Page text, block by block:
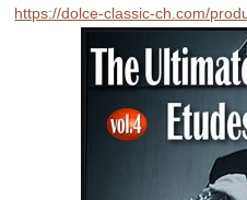
https://dolce-classic-ch.com/